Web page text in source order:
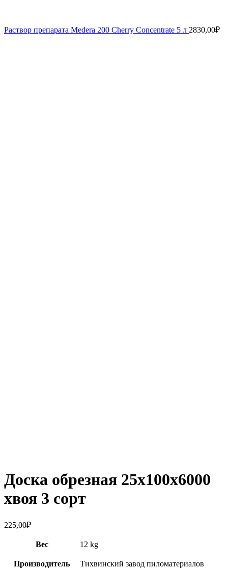
Раствор препарата Medera 200 Cherry Concentrate 5 л 2830,00₽
Доска обрезная 25х100х6000
хвоя 3 сорт
225,00₽
Вес 12 kg
Производитель Тихвинский завод пиломатериалов